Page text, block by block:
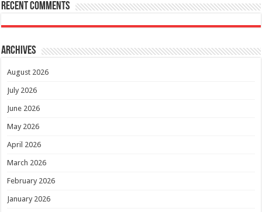
Recent Comments
Archives
August 2026
July 2026
June 2026
May 2026
April 2026
March 2026
February 2026
January 2026